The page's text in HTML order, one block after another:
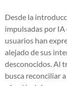
Desde la
impulsadas por IA
usuarios han
alejado de sus
desconocidos. Al
busca reconciliar